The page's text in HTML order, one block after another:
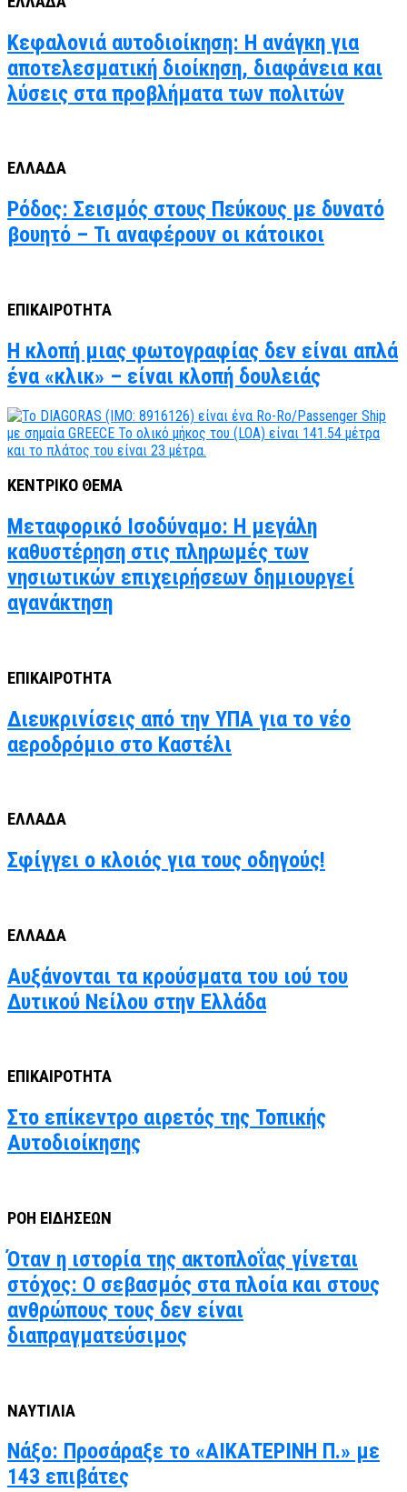
Κεφαλονιά αυτοδιοίκηση: Η ανάγκη για
αποτελεσματική διοίκηση, διαφάνεια και
λύσεις στα προβλήματα των πολιτών
ΕΛΛΑΔΑ
Ρόδος: Σεισμός στους Πεύκους με δυνατό
βουητό – Τι αναφέρουν οι κάτοικοι
ΕΠΙΚΑΙΡΟΤΗΤΑ
Η κλοπή μιας φωτογραφίας δεν είναι απλά
ένα «κλικ» – είναι κλοπή δουλειάς
ΚΕΝΤΡΙΚΟ ΘΕΜΑ
Μεταφορικό Ισοδύναμο: Η μεγάλη
καθυστέρηση στις πληρωμές των
νησιωτικών επιχειρήσεων δημιουργεί
αγανάκτηση
ΕΠΙΚΑΙΡΟΤΗΤΑ
Διευκρινίσεις από την ΥΠΑ για το νέο
αεροδρόμιο στο Καστέλι
ΕΛΛΑΔΑ
Σφίγγει ο κλοιός για τους οδηγούς!
ΕΛΛΑΔΑ
Αυξάνονται τα κρούσματα του ιού του
Δυτικού Νείλου στην Ελλάδα
ΕΠΙΚΑΙΡΟΤΗΤΑ
Στο επίκεντρο αιρετός της Τοπικής
Αυτοδιοίκησης
ΡΟΗ ΕΙΔΗΣΕΩΝ
Όταν η ιστορία της ακτοπλοΐας γίνεται
στόχος: Ο σεβασμός στα πλοία και στους
ανθρώπους τους δεν είναι
διαπραγματεύσιμος
ΝΑΥΤΙΛΙΑ
Νάξο: Προσάραξε το «ΑΙΚΑΤΕΡΙΝΗ Π.» με
143 επιβάτες